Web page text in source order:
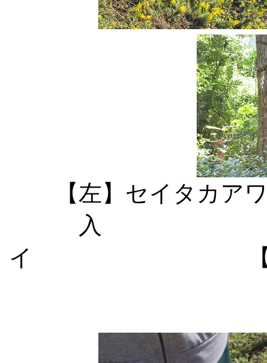
【左】セイタカア
入 【中
イ 【右】箭比